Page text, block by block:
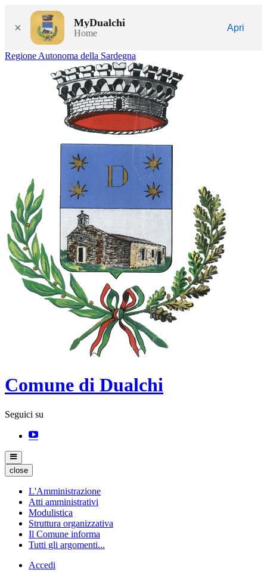
× MyDualchi
Home
Apri
Regione Autonoma della Sardegna
Comune di Dualchi
Seguici su
close
L'Amministrazione
Atti amministrativi
Modulistica
Struttura organizzativa
Il Comune informa
Tutti gli argomenti...
Accedi